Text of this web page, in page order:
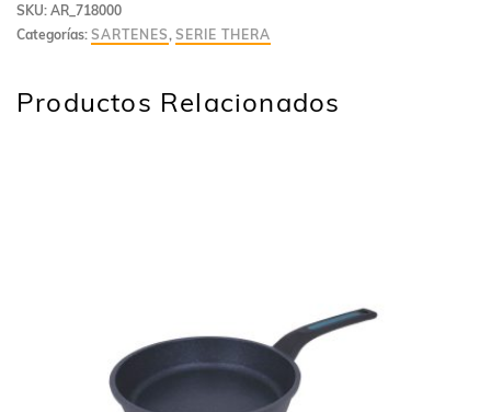
SKU: AR_718000
Categorías: SARTENES , SERIE THERA
Productos Relacionados